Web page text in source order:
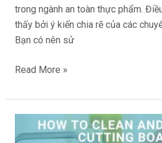
trong ngành an toàn thực phẩm.
thấy bởi ý kiến chia rẽ của các
Bạn có nên sử
Read More »
Làm